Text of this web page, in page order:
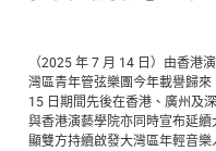
（2025 年 7 月 14 日）由香港
灣區青年管弦樂團今年載譽歸
15 日期間先後在香港、廣州及
與香港演藝學院亦同時宣布延
顯雙方持續啟發大灣區年輕音